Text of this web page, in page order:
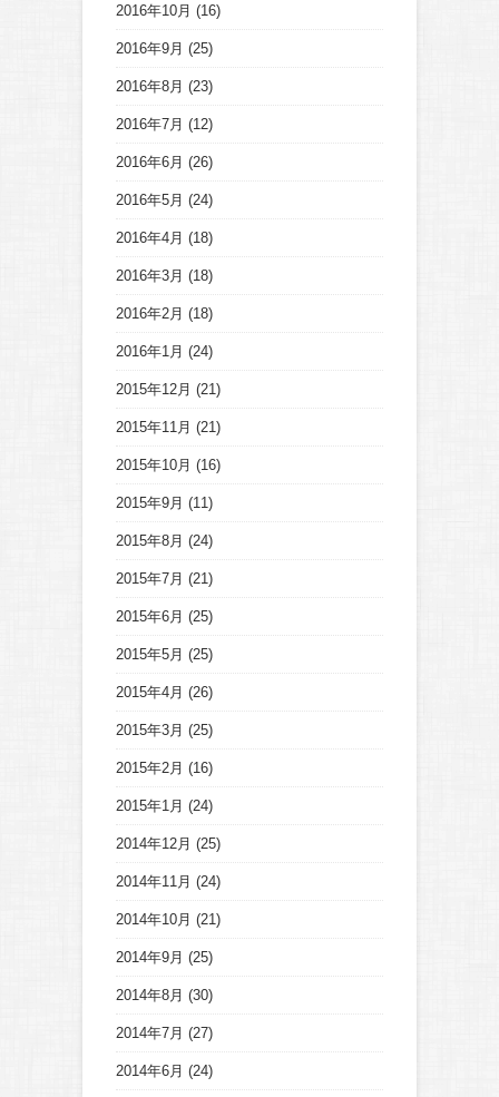
2016年10月 (16)
2016年9月 (25)
2016年8月 (23)
2016年7月 (12)
2016年6月 (26)
2016年5月 (24)
2016年4月 (18)
2016年3月 (18)
2016年2月 (18)
2016年1月 (24)
2015年12月 (21)
2015年11月 (21)
2015年10月 (16)
2015年9月 (11)
2015年8月 (24)
2015年7月 (21)
2015年6月 (25)
2015年5月 (25)
2015年4月 (26)
2015年3月 (25)
2015年2月 (16)
2015年1月 (24)
2014年12月 (25)
2014年11月 (24)
2014年10月 (21)
2014年9月 (25)
2014年8月 (30)
2014年7月 (27)
2014年6月 (24)